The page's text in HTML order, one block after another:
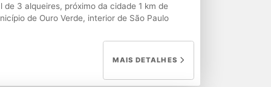
3 alqueires, próximo da cidade 1 km de
de Ouro Verde, interior de São Paulo
MAIS DETALHES